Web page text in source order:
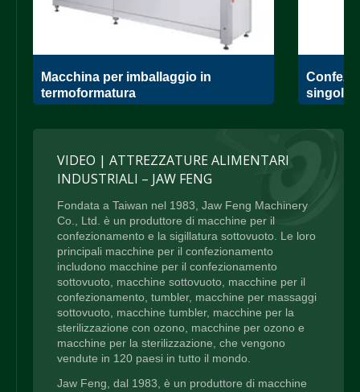
Macchina per imballaggio in
termoformatura
singola
VIDEO | ATTREZZATURE ALIMENTARI
INDUSTRIALI – JAW FENG
Fondata a Taiwan nel 1983, Jaw Feng Machinery
Co., Ltd. è un produttore di macchine per il
confezionamento e la sigillatura sottovuoto. Le loro
principali macchine per il confezionamento
includono macchine per il confezionamento
sottovuoto, macchine sottovuoto, macchine per il
confezionamento, tumbler, macchine per massaggi
sottovuoto, macchine tumbler, macchine per la
sterilizzazione con ozono, macchine per ozono e
macchine per la sterilizzazione, che vengono
vendute in 120 paesi in tutto il mondo.
Jaw Feng, dal 1983, è un produttore di macchine